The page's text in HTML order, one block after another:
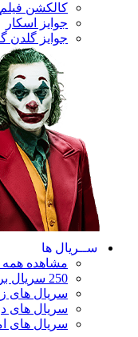
کالکشن
جوایز اسکار
جوایز گلدن
ســریال ها
مشاهده همه
250 سریال برتر
سریال های
سریال های
سریال های